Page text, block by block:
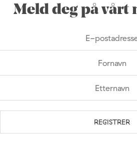
Meld deg på vårt